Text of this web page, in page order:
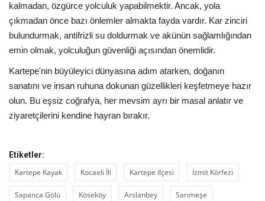
kalmadan, özgürce yolculuk yapabilmektir. Ancak, yola
çıkmadan önce bazı önlemler almakta fayda vardır. Kar zinciri
bulundurmak, antifrizli su doldurmak ve akünün sağlamlığından
emin olmak, yolculuğun güvenliği açısından önemlidir.
Kartepe'nin büyüleyici dünyasına adım atarken, doğanın
sanatını ve insan ruhuna dokunan güzellikleri keşfetmeye hazır
olun. Bu eşsiz coğrafya, her mevsim ayrı bir masal anlatır ve
ziyaretçilerini kendine hayran bırakır.
Etiketler:
Kartepe Kayak Kocaeli İli Kartepe ilçesi İzmit Körfezi
Sapanca Gölü Köseköy Arslanbey Sarımeşe